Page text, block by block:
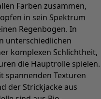
Farben zusammen,
in sein Spektrum
Regenbogen. In
unterschiedlichen
komplexen Schlichtheit,
die Hauptrolle spielen.
spannenden Texturen
der Strickjacke aus